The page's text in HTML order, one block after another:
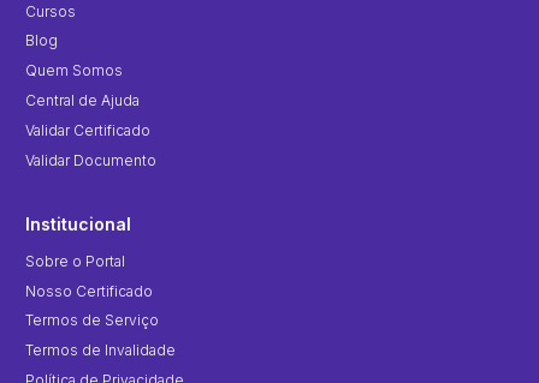
Cursos
Blog
Quem Somos
Central de Ajuda
Validar Certificado
Validar Documento
Institucional
Sobre o Portal
Nosso Certificado
Termos de Serviço
Termos de Invalidade